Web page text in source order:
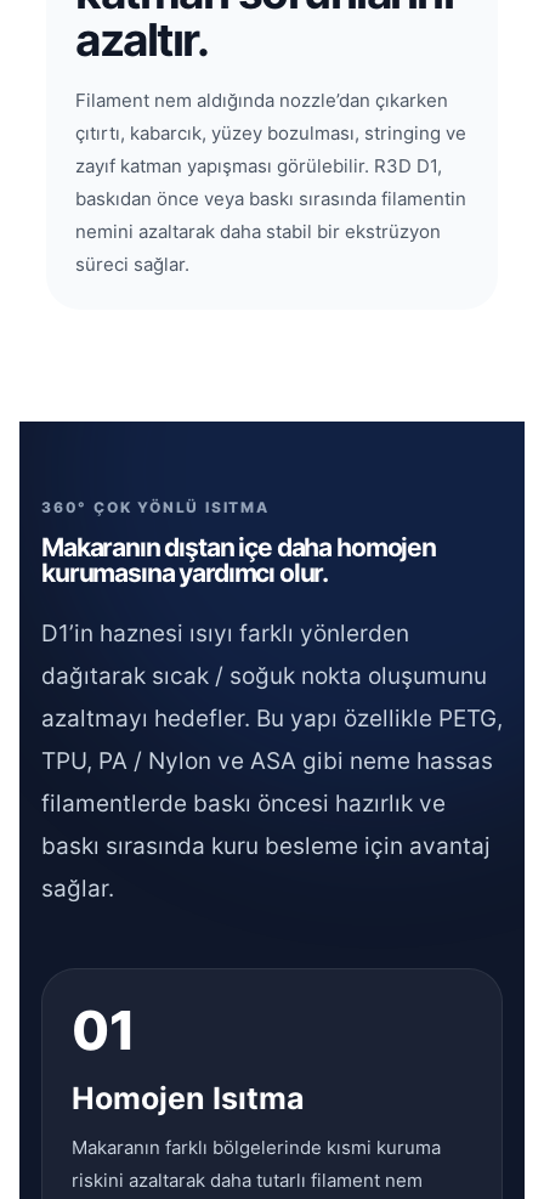
azaltır.
Filament nem aldığında nozzle’dan çıkarken
çıtırtı, kabarcık, yüzey bozulması, stringing ve
zayıf katman yapışması görülebilir. R3D D1,
baskıdan önce veya baskı sırasında filamentin
nemini azaltarak daha stabil bir ekstrüzyon
süreci sağlar.
360° ÇOK YÖNLÜ ISITMA
Makaranın dıştan içe daha homojen
kurumasına yardımcı olur.
D1’in haznesi ısıyı farklı yönlerden
dağıtarak sıcak / soğuk nokta oluşumunu
azaltmayı hedefler. Bu yapı özellikle PETG,
TPU, PA / Nylon ve ASA gibi neme hassas
filamentlerde baskı öncesi hazırlık ve
baskı sırasında kuru besleme için avantaj
sağlar.
01
Homojen Isıtma
Makaranın farklı bölgelerinde kısmi kuruma
riskini azaltarak daha tutarlı filament nem